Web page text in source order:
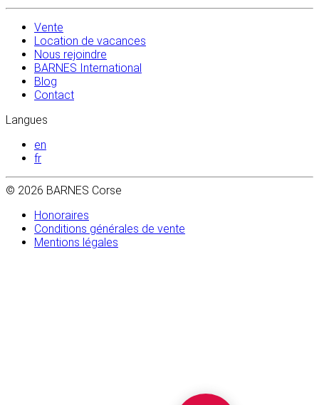
Vente
Location de vacances
Nous rejoindre
BARNES International
Blog
Contact
Langues
en
fr
© 2026 BARNES Corse
Honoraires
Conditions générales de vente
Mentions légales